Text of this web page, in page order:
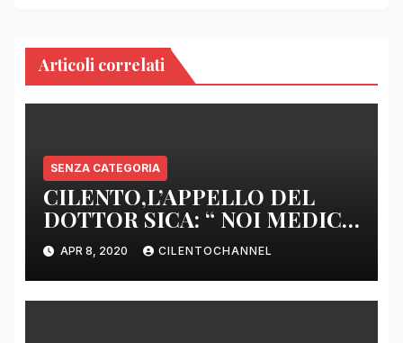
Articoli correlati
SENZA CATEGORIA
CILENTO,L’APPELLO DEL
DOTTOR SICA: “ NOI MEDICI
DI BASE SIAMO SENZA ARMI
E SENZA PRESIDI”
APR 8, 2020 CILENTOCHANNEL